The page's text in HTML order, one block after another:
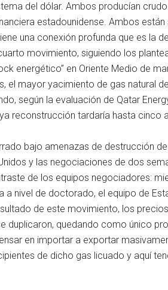
del dólar. Ambos producían
estadounidense. Ambos
una conexión profunda que es la
movimiento, siguiendo los
energético” en Oriente Medio de
el mayor yacimiento de gas natural
según la evaluación de Qatar
reconstrucción tardaría hasta cinco
bajo amenazas de destrucción de
y las negociaciones de dos
de los equipos negociadores:
nivel de doctorado, el equipo de
de este movimiento, los
duplicaron, quedando como único
en importar a exportar
de dicho gas licuado y aquí